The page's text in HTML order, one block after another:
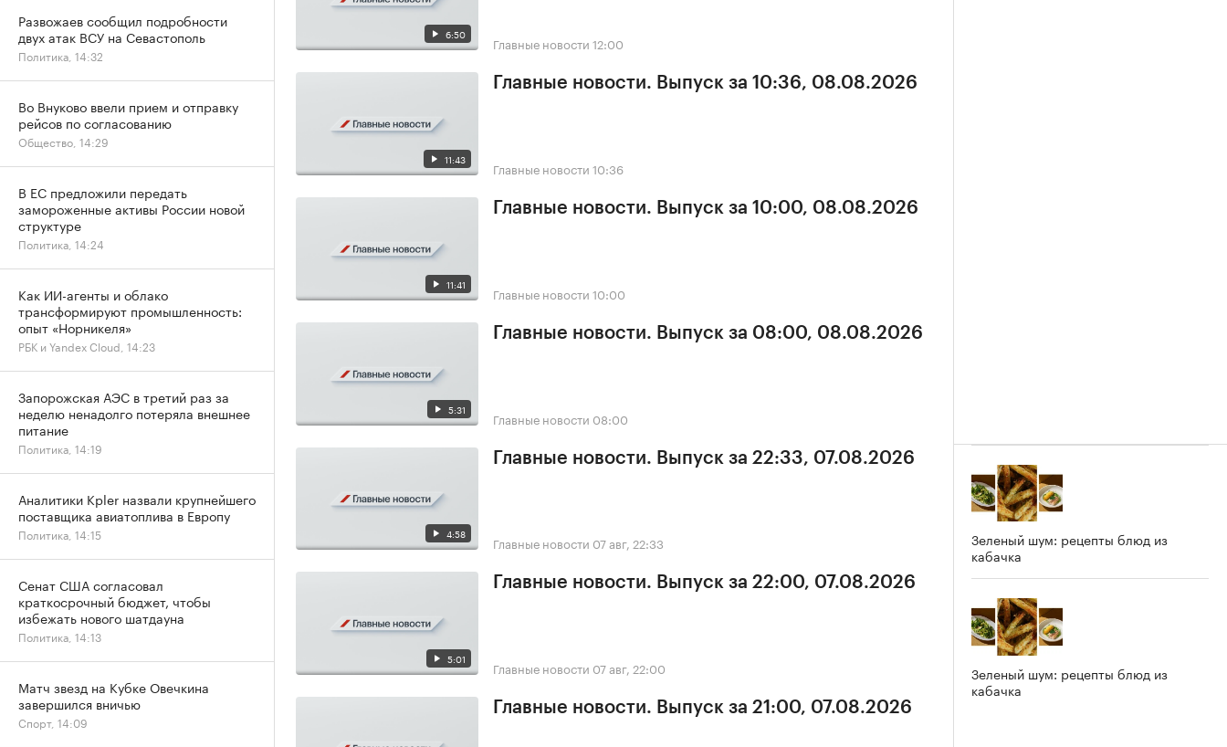
6:50 Главные новости 12:00
11:43
Главные новости. Выпуск за 10:36, 08.08.2026
Главные новости 10:36
11:41
Главные новости. Выпуск за 10:00, 08.08.2026
Главные новости 10:00
5:31
Главные новости. Выпуск за 08:00, 08.08.2026
Главные новости 08:00
4:58
Главные новости. Выпуск за 22:33, 07.08.2026
Главные новости 07 авг, 22:33
5:01
Главные новости. Выпуск за 22:00, 07.08.2026
Главные новости 07 авг, 22:00
Главные новости. Выпуск за 21:00, 07.08.2026
Зеленый шум: рецепты блюд из
кабачка
Зеленый шум: рецепты блюд из
кабачка
Развожаев сообщил подробности
двух атак ВСУ на Севастополь
Политика, 14:32
Во Внуково ввели прием и отправку
рейсов по согласованию
Общество, 14:29
В ЕС предложили передать
замороженные активы России новой
структуре
Политика, 14:24
Как ИИ-агенты и облако
трансформируют промышленность:
опыт «Норникеля»
РБК и Yandex Cloud, 14:23
Запорожская АЭС в третий раз за
неделю ненадолго потеряла внешнее
питание
Политика, 14:19
Аналитики Kpler назвали крупнейшего
поставщика авиатоплива в Европу
Политика, 14:15
Сенат США согласовал
краткосрочный бюджет, чтобы
избежать нового шатдауна
Политика, 14:13
Матч звезд на Кубке Овечкина
завершился вничью
Спорт, 14:09